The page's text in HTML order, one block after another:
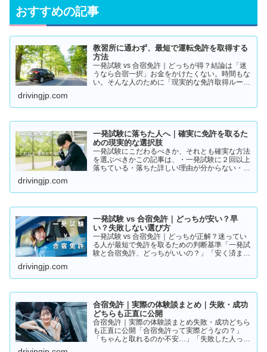
おすすめの記事
教習所に通わず、最短で運転免許を取得する
方法
一発試験 vs 合宿免許｜どっちが得？結論は「迷
うなら合宿一択」お金をかけたくない。時間もな
い。そんな人のために「現実的な免許取得ルー
2つです。・一発試験…
drivingjp.com
一発試験に落ちた人へ｜確実に免許を取るた
めの現実的な選択肢
一発試験にこだわるべきか、それとも確実な方法
を選ぶべきかこの記事は、・一発試験に２回以上
落ちている・落ちた詳しい理由が分からない・こ
らに何回も落ちる・数…
drivingjp.com
一発試験 vs 合宿免許｜どっちが安い？早
い？失敗しない選び方
一発試験 vs 合宿免許｜どっちが正解？迷ってい
る人が最短で免許を取るための判断基準「一発試
験と合宿免許、どっちがいいの？」「安く済ませ
と、人によって最適…
drivingjp.com
合宿免許｜実際の体験談まとめ｜失敗・成功
どちらも正直に公開
合宿免許｜実際の体験談まとめ失敗・成功どちら
も正直に公開「合宿免許って実際どうなの？」
「ちゃんと取れるのか不安…」「失敗した人って